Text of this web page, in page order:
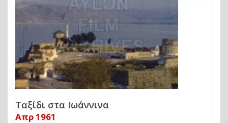
Ταξίδι στα Ιωάννινα
Απρ 1961